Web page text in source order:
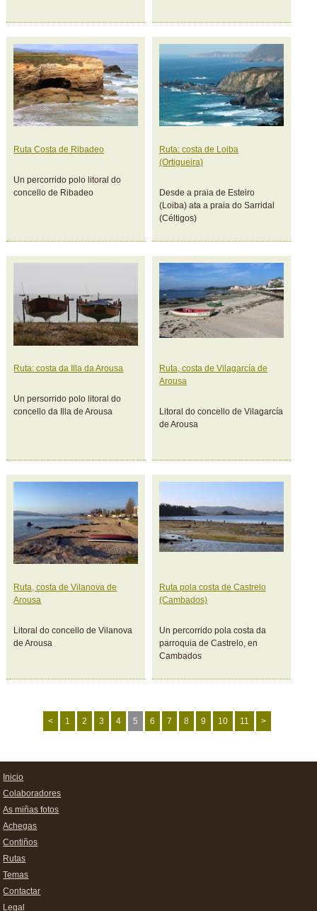
Ruta Costa de Ribadeo
Un percorrido polo litoral do
concello de Ribadeo
Ruta: costa de Loiba
(Ortigueira)
Desde a praia de Esteiro
(Loiba) ata a praia do Sarridal
(Céltigos)
Ruta: costa da Illa da Arousa
Un persorrido polo litoral do
concello da Illa de Arousa
Ruta, costa de Vilagarcía de
Arousa
Litoral do concello de Vilagarcía
de Arousa
Ruta, costa de Vilanova de
Arousa
Litoral do concello de Vilanova
de Arousa
Ruta pola costa de Castrelo
(Cambados)
Un percorrido pola costa da
parroquia de Castrelo, en
Cambados
< 1 2 3 4 5 6 7 8 9 10 11 >
Inicio
Colaboradores
As miñas fotos
Achegas
Contiños
Rutas
Temas
Contactar
Legal